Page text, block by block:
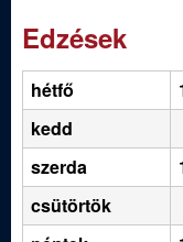
Edzések
hétfő
kedd
szerda
csütörtök